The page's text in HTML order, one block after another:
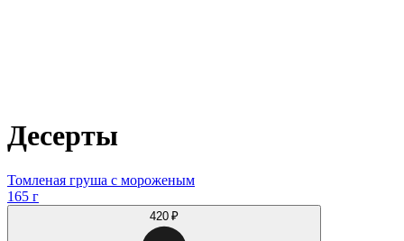
Десерты
Томленая груша с мороженым
165 г
420 ₽